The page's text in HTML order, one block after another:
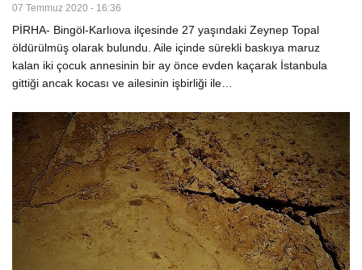
07 Temmuz 2020 - 16:36
PİRHA- Bingöl-Karlıova ilçesinde 27 yaşındaki Zeynep Topal
öldürülmüş olarak bulundu. Aile içinde sürekli baskıya maruz
kalan iki çocuk annesinin bir ay önce evden kaçarak İstanbula
gittiği ancak kocası ve ailesinin işbirliği ile…